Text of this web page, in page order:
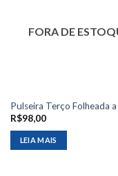
FORA DE
Pulseira Terço Folheada
R$98,00
LEIA MAIS